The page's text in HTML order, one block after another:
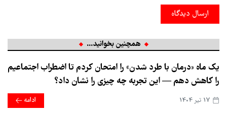
ارسال دیدگاه
همچنین بخوانید...
یک ماه «درمان با طرد شدن» را امتحان کردم تا اضطراب اجتماعیم
را کاهش دهم — این تجربه چه چیزی را نشان داد؟
ادامه